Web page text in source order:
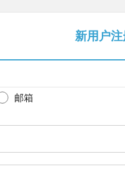
新用户
a
v
t
邮箱